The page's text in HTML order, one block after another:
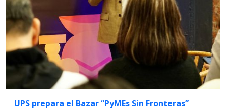
UPS prepara el Bazar “PyMEs Sin Fronteras”